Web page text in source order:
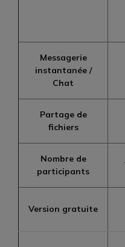
Messagerie
instantanée /
Chat
Partage de
fichiers
Nombre de
participants
Version gratuite